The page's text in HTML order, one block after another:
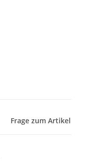
Frage zum Artikel